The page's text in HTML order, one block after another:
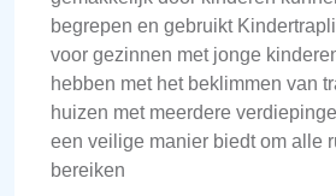
begrepen en gebruikt
voor gezinnen met jonge
hebben met het beklimmen van
huizen met meerdere
een veilige manier biedt om alle
bereiken